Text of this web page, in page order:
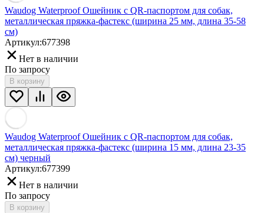
Waudog Waterproof Ошейник с QR-паспортом для собак,
металлическая пряжка-фастекс (ширина 25 мм, длина 35-58
см)
Артикул:677398
Нет в наличии
По запросу
В корзину
Waudog Waterproof Ошейник с QR-паспортом для собак,
металлическая пряжка-фастекс (ширина 15 мм, длина 23-35
см) черный
Артикул:677399
Нет в наличии
По запросу
В корзину